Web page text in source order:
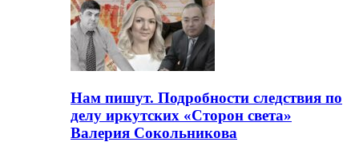
Нам пишут. Подробности следствия по
делу иркутских «Сторон света»
Валерия Сокольникова